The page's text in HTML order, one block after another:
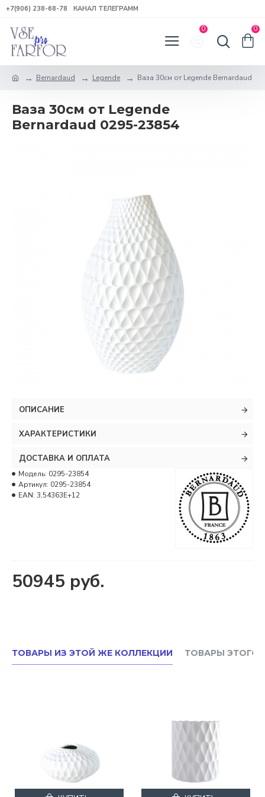
+7(906) 238-68-78 КАНАЛ ТЕЛЕГРАММ
0 0
Bernardaud Legende Ваза 30см от Legende Bernardaud
Ваза 30см от Legende
Bernardaud 0295-23854
ОПИСАНИЕ
ХАРАКТЕРИСТИКИ
ДОСТАВКА И ОПЛАТА
50945 руб.
Модель: 0295-23854
Артикул: 0295-23854
EAN: 3,54363E+12
ТОВАРЫ ИЗ ЭТОЙ ЖЕ КОЛЛЕКЦИИ ТОВАРЫ ЭТОГО